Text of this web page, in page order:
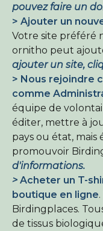
pouvez faire un
> Ajouter un
Votre site préféré
ornitho peut
ajouter un site,
> Nous rejoindre
comme
équipe de
éditer, mettre à
pays ou état, mais
promouvoir
d'informations.
> Acheter un T-
boutique en ligne
Birdingplaces.
de tissus